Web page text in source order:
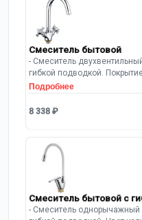
Смеситель бытовой
- Смеситель
гибкой подводкой.
Подробнее
8 338 ₽
Смеситель бытовой с
- Смеситель однорычажный